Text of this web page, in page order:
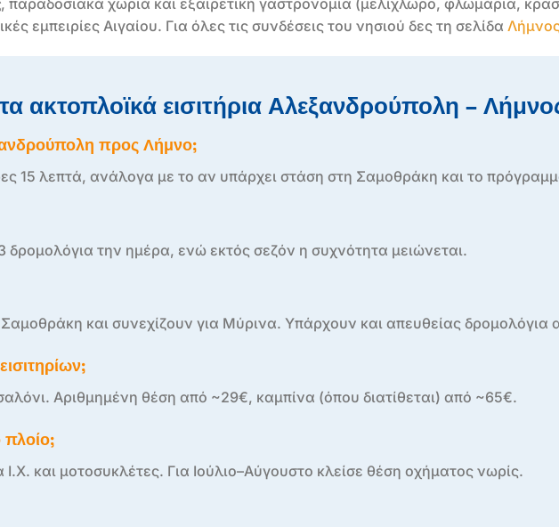
, παραδοσιακά χωριά και εξαιρετική γαστρονομία (μελίχλωρο, φλωμάρια,
εμπειρίες Αιγαίου. Για όλες τις συνδέσεις του νησιού δες τη σελίδα
ακτοπλοϊκά εισιτήρια Αλεξανδρούπολη –
προς Λήμνο;
15 λεπτά, ανάλογα με το αν υπάρχει στάση στη Σαμοθράκη και το
δρομολόγια την ημέρα, ενώ εκτός σεζόν η συχνότητα μειώνεται.
και συνεχίζουν για Μύρινα. Υπάρχουν και απευθείας δρομολόγια
Αριθμημένη θέση από ~29€, καμπίνα (όπου διατίθεται) από ~65€.
και μοτοσυκλέτες. Για Ιούλιο–Αύγουστο κλείσε θέση οχήματος νωρίς.